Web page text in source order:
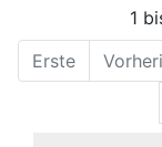
1
Erste